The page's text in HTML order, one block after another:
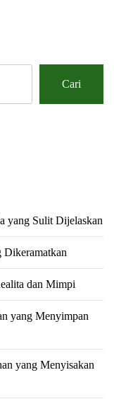
Cari
yang Sulit Dijelaskan
Dikeramatkan
dan Mimpi
yang Menyimpan
yang Menyisakan